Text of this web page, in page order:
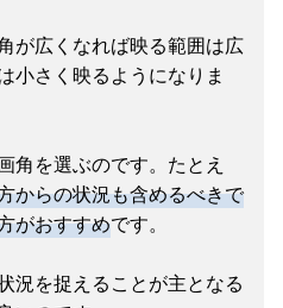
が広くなれば映る範囲は広
小さく映るようになりま
角を選ぶのです。たとえ
からの状況も含めるべきで
がおすすめです。
況を捉えることが主となる